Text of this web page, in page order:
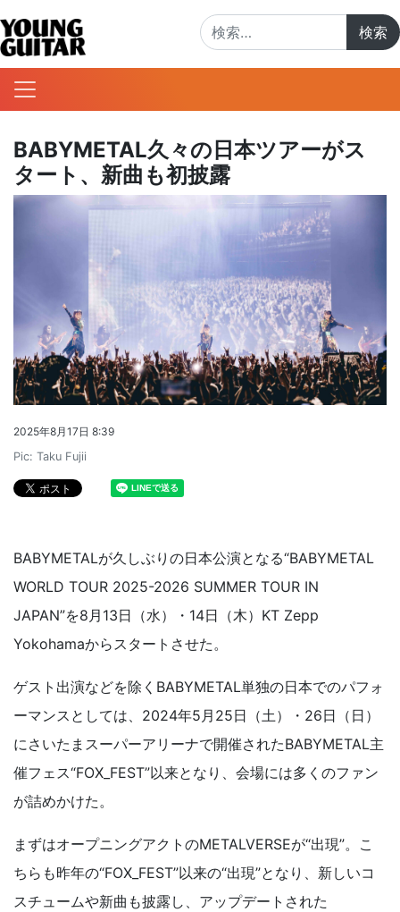
BABYMETAL久々の日本ツアーがス
タート、新曲も初披露
2025年8月17日 8:39
Pic: Taku Fujii
BABYMETALが久しぶりの日本公演となる“BABYMETAL
WORLD TOUR 2025-2026 SUMMER TOUR IN
JAPAN”を8月13日（水）・14日（木）KT Zepp
Yokohamaからスタートさせた。
ゲスト出演などを除くBABYMETAL単独の日本でのパフォ
ーマンスとしては、2024年5月25日（土）・26日（日）
にさいたまスーパーアリーナで開催されたBABYMETAL主
催フェス“FOX_FEST”以来となり、会場には多くのファン
が詰めかけた。
まずはオープニングアクトのMETALVERSEが“出現”。こ
ちらも昨年の“FOX_FEST”以来の“出現”となり、新しいコ
スチュームや新曲も披露し、アップデートされた